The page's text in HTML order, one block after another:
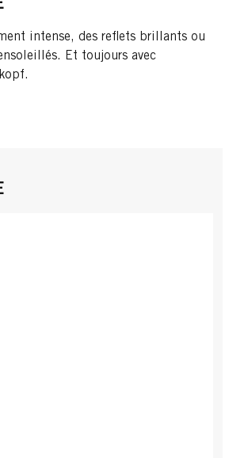
intense, des reflets brillants ou
Et toujours avec